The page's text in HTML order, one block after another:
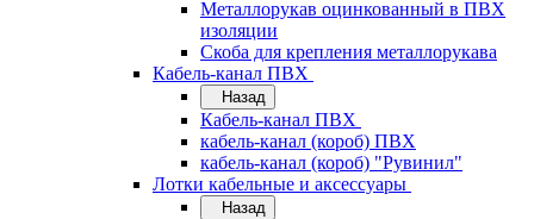
Металлорукав оцинкованный в ПВХ
изоляции
Скоба для крепления металлорукава
Кабель-канал ПВХ
Назад
Кабель-канал ПВХ
кабель-канал (короб) ПВХ
кабель-канал (короб) "Рувинил"
Лотки кабельные и аксессуары
Назад